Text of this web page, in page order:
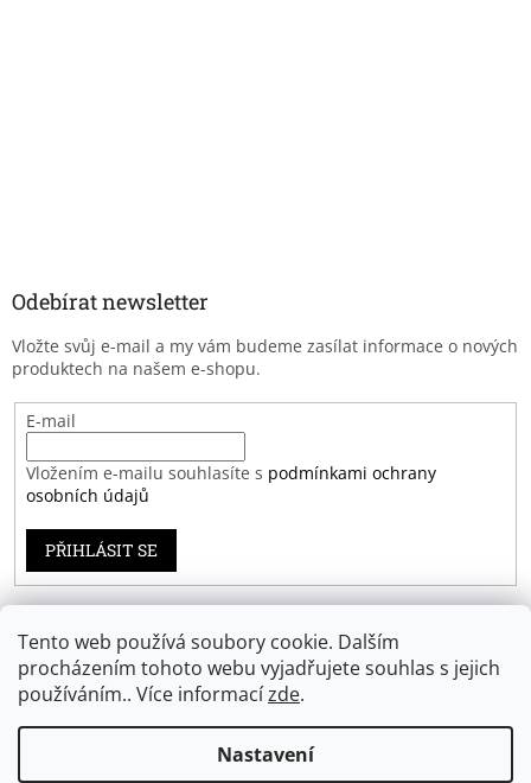
Tento web používá soubory cookie. Dalším
procházením tohoto webu vyjadřujete souhlas s jejich
používáním.. Více informacízde.
Nastavení
Odebírat newsletter
Vložte svůj e-mail a my vám budeme zasílat informace o nových
produktech na našem e-shopu.
E-mail
Vložením e-mailu souhlasíte s podmínkami ochrany
osobních údajů
PŘIHLÁSIT SE
Záruka spokojenosti
Vytvořil Shoptet